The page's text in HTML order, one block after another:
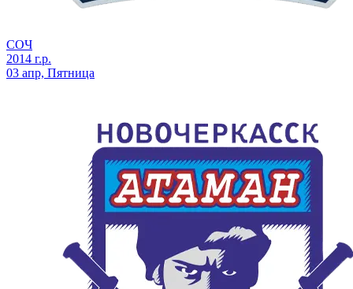
СОЧ
2014 г.р.
03 апр, Пятница